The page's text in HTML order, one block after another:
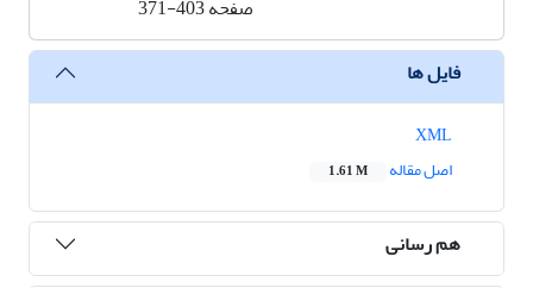
صفحه371-403
فایل ها
اصل مقاله
1.61 M
هم رسانی